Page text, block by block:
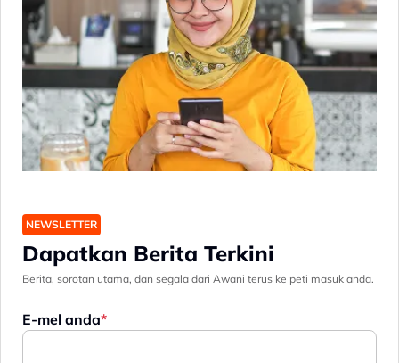
NEWSLETTER
Dapatkan Berita Terkini
Berita, sorotan utama, dan segala dari Awani terus ke peti masuk anda.
E-mel anda